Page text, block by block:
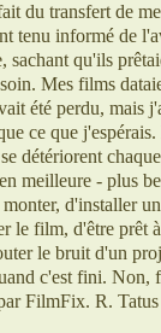
du transfert de
tenu informé de
sachant qu'ils
Mes films
été perdu, mais
ce que
détériorent
meilleure - plus
d'installer
le film, d'être prêt
le bruit d'un
c'est fini. Non,
FilmFix. R. Tatus